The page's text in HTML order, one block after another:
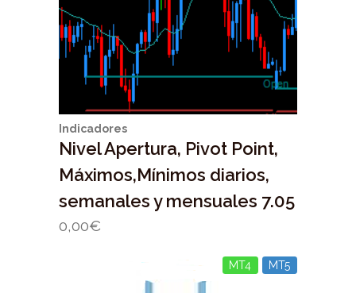
Indicadores
Nivel Apertura, Pivot Point,
Máximos,Mínimos diarios,
semanales y mensuales 7.05
0,00€
MT4 MT5